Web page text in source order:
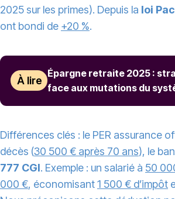
2025 sur les primes). Depuis la loi
ont bondi de +20 %.
À lire
Épargne retraite 2025 :
face aux mutations du
Différences clés : le PER assurance
décès (30 500 € après 70 ans), le
777 CGI. Exemple : un salarié à 50
000 €, économisant1 500 € d’impôt